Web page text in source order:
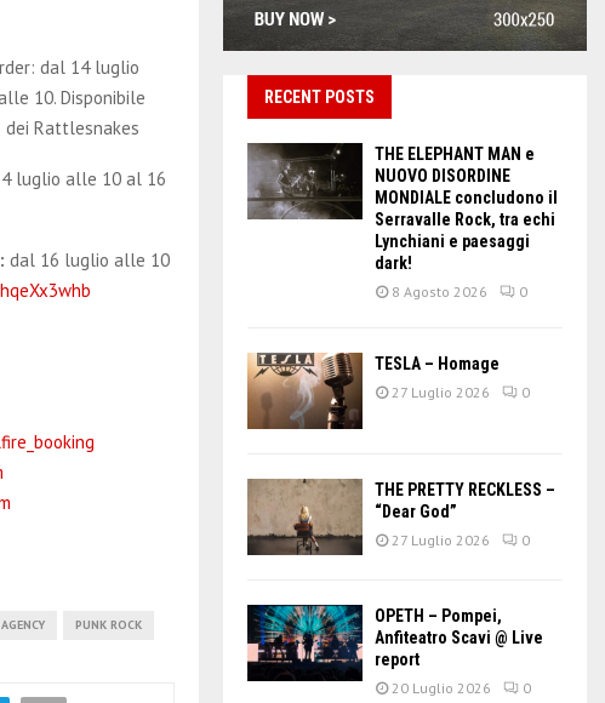
dal 14 luglio
10. Disponibile
Rattlesnakes
luglio alle 10 al 16
dal 16 luglio alle 10
PUNK ROCK
RECENT POSTS
THE ELEPHANT MAN e
NUOVO DISORDINE
MONDIALE concludono il
Serravalle Rock, tra echi
Lynchiani e paesaggi
dark!
8 Agosto 2026 0
TESLA – Homage
27 Luglio 2026 0
THE PRETTY RECKLESS –
“Dear God”
27 Luglio 2026 0
OPETH – Pompei,
Anfiteatro Scavi @ Live
report
20 Luglio 2026 0